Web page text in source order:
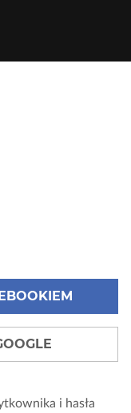
i hasła